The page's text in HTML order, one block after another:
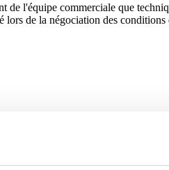
de l'équipe commerciale que
de la négociation des